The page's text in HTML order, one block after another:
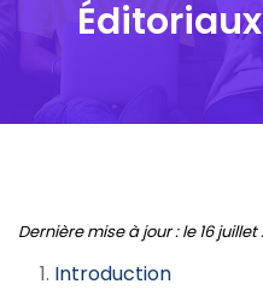
Dernière mise à jour : le 16 juillet
Introduction